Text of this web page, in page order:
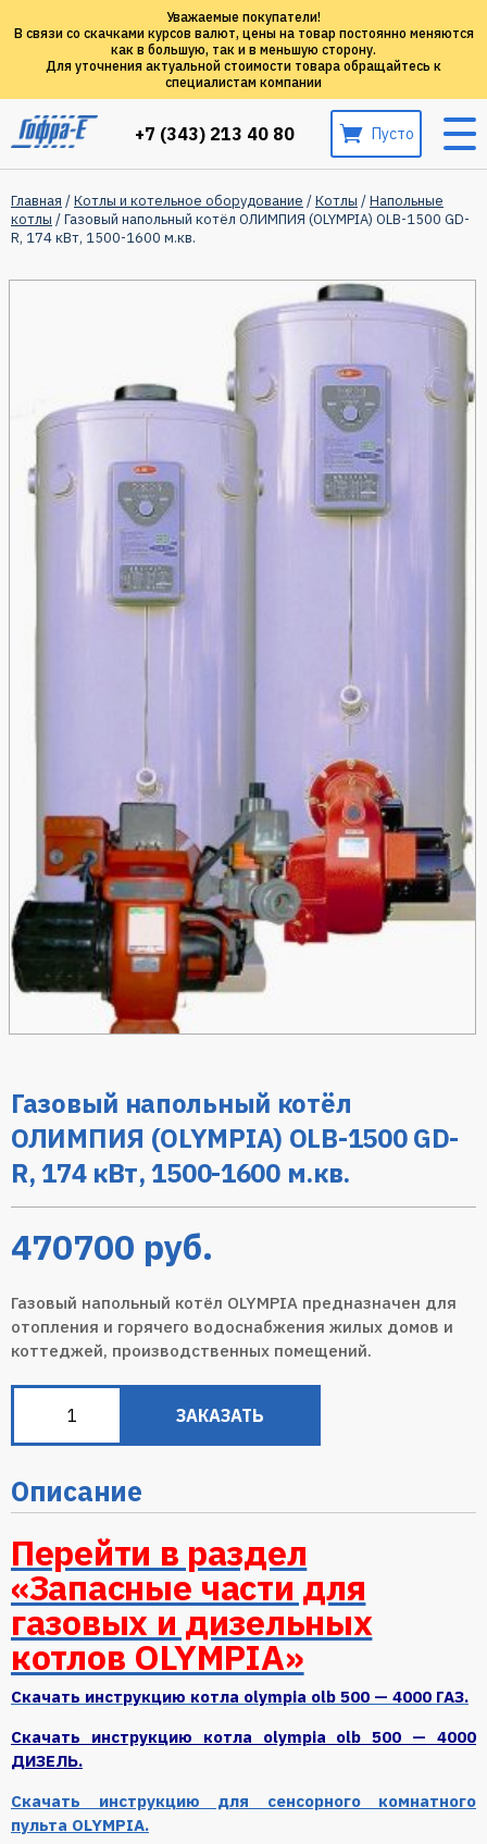
Уважаемые покупатели!
В связи со скачками курсов валют, цены на товар постоянно меняются
как в большую, так и в меньшую сторону.
Для уточнения актуальной стоимости товара обращайтесь к
специалистам компании
+7 (343) 213 40 80 Пусто
Главная /Котлы и котельное оборудование /Котлы /Напольные
котлы / Газовый напольный котёл ОЛИМПИЯ (OLYMPIA) ОLB-1500 GD-
R, 174 кВт, 1500-1600 м.кв.
Газовый напольный котёл
ОЛИМПИЯ (OLYMPIA) ОLB-1500 GD-
R, 174 кВт, 1500-1600 м.кв.
470700 руб.
Газовый напольный котёл OLYMPIA предназначен для
отопления и горячего водоснабжения жилых домов и
коттеджей, производственных помещений.
ЗАКАЗАТЬ
Описание
Перейти в раздел
«Запасные части для
газовых и дизельных
котлов OLYMPIA»
Cкачать инструкцию котла olympia olb 500 — 4000 ГАЗ.
Cкачать инструкцию котла olympia olb 500 — 4000
ДИЗЕЛЬ.
Скачать инструкцию для сенсорного комнатного
пульта OLYMPIA.